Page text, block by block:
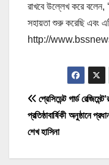
রাখবে উল্লেখ করে
সহায়তা শুরু করেছি এবং
http://
P
o
s
প্রেসিডেন্ট গার্ড
প্রতিষ্ঠাবার্ষিকী অনুষ্ঠানে
শেখ হাসিনা